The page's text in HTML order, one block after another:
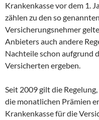
Krankenkasse vor dem 1.
zählen zu den so
Versicherungsnehmer
Anbieters auch andere
Nachteile schon aufgrund
Versicherten ergeben.
Seit 2009 gilt die
die monatlichen Prämien
Krankenkasse für die